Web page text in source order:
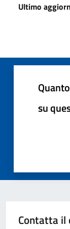
Ultimo
su
Contatta il